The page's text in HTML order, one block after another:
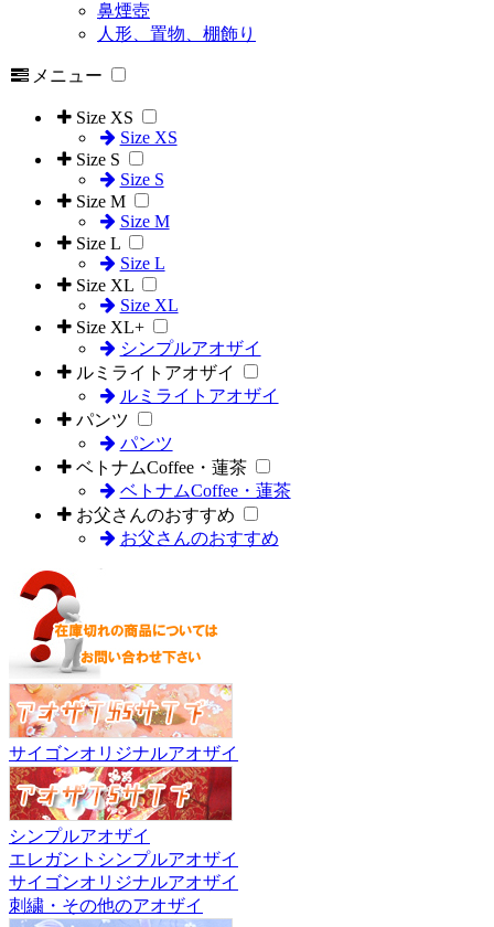
鼻煙壺
人形、置物、棚飾り
メニュー
Size XS
Size XS
Size S
Size S
Size M
Size M
Size L
Size L
Size XL
Size XL
Size XL+
シンプルアオザイ
ルミライトアオザイ
ルミライトアオザイ
パンツ
パンツ
ベトナムCoffee・蓮茶
ベトナムCoffee・蓮茶
お父さんのおすすめ
お父さんのおすすめ
サイゴンオリジナルアオザイ
シンプルアオザイ
エレガントシンプルアオザイ
サイゴンオリジナルアオザイ
刺繍・その他のアオザイ